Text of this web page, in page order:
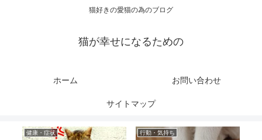
猫好きの愛猫の為のブログ
猫が幸せになるための
ホーム お問い合わせ
サイトマップ
健康・症状 行動・気持ち